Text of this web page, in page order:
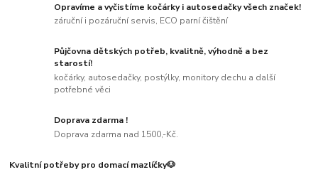
Opravíme a vyčistíme kočárky i autosedačky všech značek!
záruční i pozáruční servis, ECO parní čištění
Půjčovna dětských potřeb, kvalitně, výhodně a bez
starostí!
kočárky, autosedačky, postýlky, monitory dechu a další
potřebné věci
Doprava zdarma !
Doprava zdarma nad 1500,-Kč.
Kvalitní potřeby pro domací mazlíčky🐶